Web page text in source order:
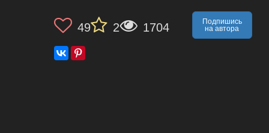
49 2 1704
Подпишись
на автора